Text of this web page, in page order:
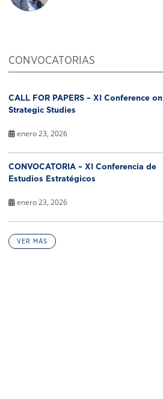
CONVOCATORIAS
CALL FOR PAPERS – XI Conference on
Strategic Studies
enero 23, 2026
CONVOCATORIA – XI Conferencia de
Estudios Estratégicos
enero 23, 2026
VER MÁS